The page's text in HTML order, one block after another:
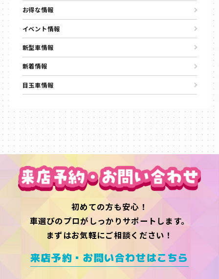
お得な情報
イベント情報
新型車情報
新着情報
目玉車情報
初めての方も安心！
車選びのプロがしっかりサポートします。
まずはお気軽にご相談ください！
来店予約・お問い合わせはこちら